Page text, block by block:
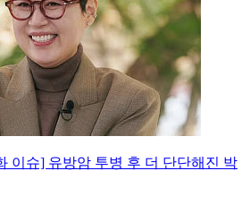
이슈] 유방암 투병 후 더 단단해진 박